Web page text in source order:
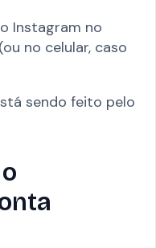
Instagram no
no celular, caso
sendo feito pelo